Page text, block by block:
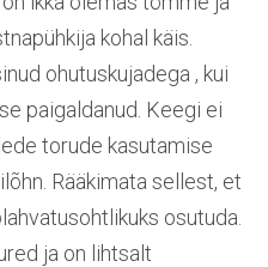
kohal käis.
ohutuskujadega , kui
paigaldanud. Keegi ei
torude kasutamise
Rääkimata sellest, et
osutuda.
ja on lihtsalt